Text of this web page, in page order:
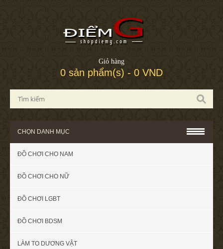
Giỏ hàng
0 sản phẩm(s) - 0 VND
CHỌN DANH MỤC
ĐỒ CHƠI CHO NAM
ĐỒ CHƠI CHO NỮ
ĐỒ CHƠI LGBT
ĐỒ CHƠI BDSM
LÀM TO DƯƠNG VẬT